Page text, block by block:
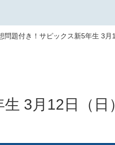
問題付き！サピックス新5年生 3
3月12日（